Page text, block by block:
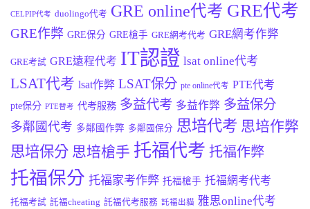
CELPIP代考 duolingo代考 GRE online代考 GRE代考
GRE作弊 GRE保分 GRE槍手 GRE網考代考 GRE網考作弊
GRE考試 GRE遠程代考 IT認證 lsat online代考
LSAT代考 lsat作弊 LSAT保分 pte online代考 PTE代考
pte保分 PTE替考 代考服務 多益代考 多益作弊 多益保分
多鄰國代考 多鄰國作弊 多鄰國保分 思培代考 思培作弊
思培保分 思培槍手 托福代考 托福作弊
托福保分 托福家考作弊 托福槍手 托福網考代考
托福考試 託福cheating 託福代考服務 託福出貓 雅思online代考